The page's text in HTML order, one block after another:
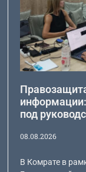
под
08.08.2026
В Комрате в